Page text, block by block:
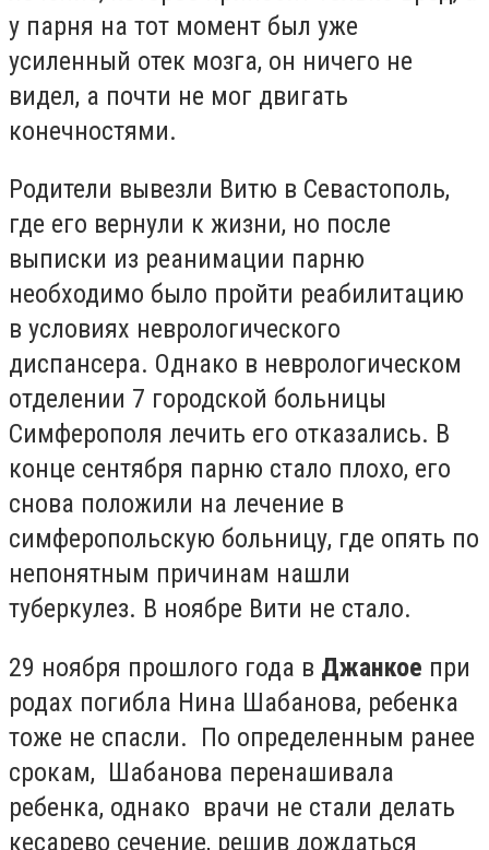
у парня на тот момент был уже
усиленный отек мозга, он ничего не
видел, а почти не мог двигать
конечностями.
Родители вывезли Витю в Севастополь,
где его вернули к жизни, но после
выписки из реанимации парню
необходимо было пройти реабилитацию
в условиях неврологического
диспансера. Однако в неврологическом
отделении 7 городской больницы
Симферополя лечить его отказались. В
конце сентября парню стало плохо, его
снова положили на лечение в
симферопольскую больницу, где опять по
непонятным причинам нашли
туберкулез. В ноябре Вити не стало.
29 ноября прошлого года в Джанкое при
родах погибла Нина Шабанова, ребенка
тоже не спасли. По определенным ранее
срокам, Шабанова перенашивала
ребенка, однако врачи не стали делать
кесарево сечение, решив дождаться